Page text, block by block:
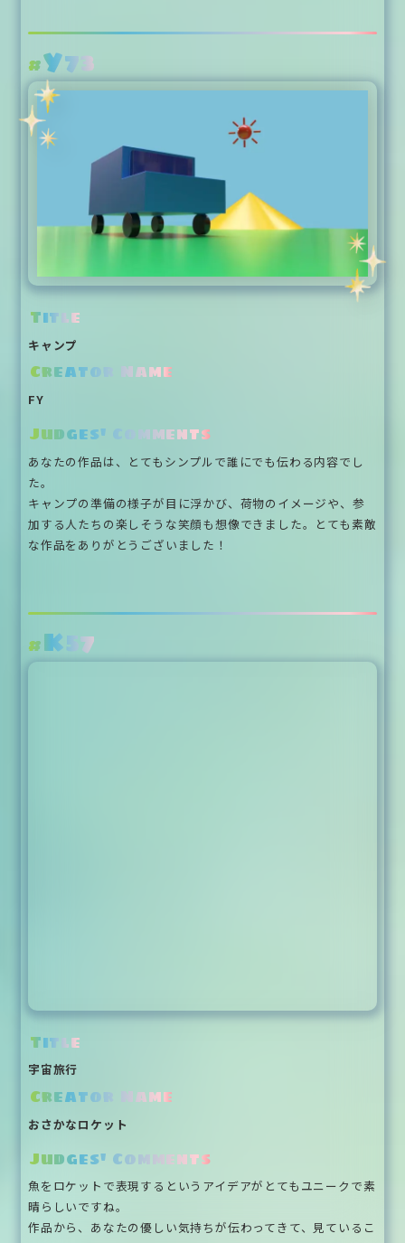
#Y73
Title
キャンプ
Creator Name
FY
Judges' Comments
あなたの作品は、とてもシンプルで誰にでも伝わる内容でし
た。
キャンプの準備の様子が目に浮かび、荷物のイメージや、参
加する人たちの楽しそうな笑顔も想像できました。とても素敵
な作品をありがとうございました！
#K57
Judges' Comments
魚をロケットで表現するというアイデアがとてもユニークで素
晴らしいですね。
ちらも温かい気持ちになりました。これからも色々なものを
作って楽しんでください！